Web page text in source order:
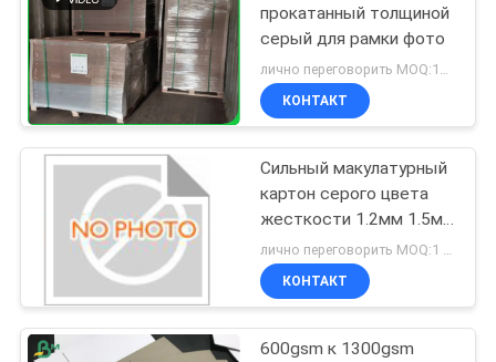
прокатанный толщиной
серый для рамки фото
лично переговорить MOQ:10 тонн
КОНТАКТ
Сильный макулатурный
картон серого цвета
жесткости 1.2мм 1.5мм
2.0мм в листе для
упаковки
КОНТАКТ
600gsm к 1300gsm